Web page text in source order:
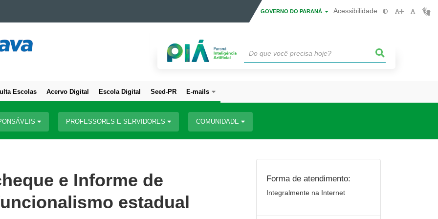
GOVERNO DO PARANÁ Acessibilidade
Escolas Acervo Digital Escola Digital Seed-PR E-mails
PROFESSORES E SERVIDORES COMUNIDADE
e Informe de
estadual
Forma de atendimento:
Integralmente na Internet